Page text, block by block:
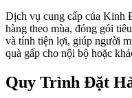
Dịch vụ cung cấp của Kinh
hàng theo mùa, đóng gói
và tính tiện lợi, giúp người
quà gấp cho nội bộ hoặc
Quy Trình Đặt